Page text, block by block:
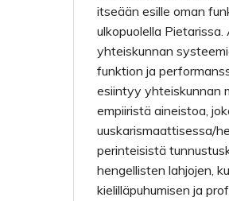
itseään esille oman
ulkopuolella
yhteiskunnan
funktion ja
esiintyy yhteiskunnan
empiiristä aineistoa,
uuskarismaattisessa/
perinteisistä
hengellisten lahjojen,
kielilläpuhumisen ja